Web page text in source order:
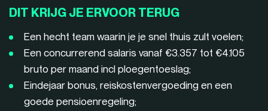
DIT KRIJG JE ERVOOR TERUG
Een hecht team waarin je je snel thuis zult voelen;
Een concurrerend salaris vanaf €3.357 tot €4.105
bruto per maand incl ploegentoeslag;
Eindejaar bonus, reiskostenvergoeding en een
goede pensioenregeling;